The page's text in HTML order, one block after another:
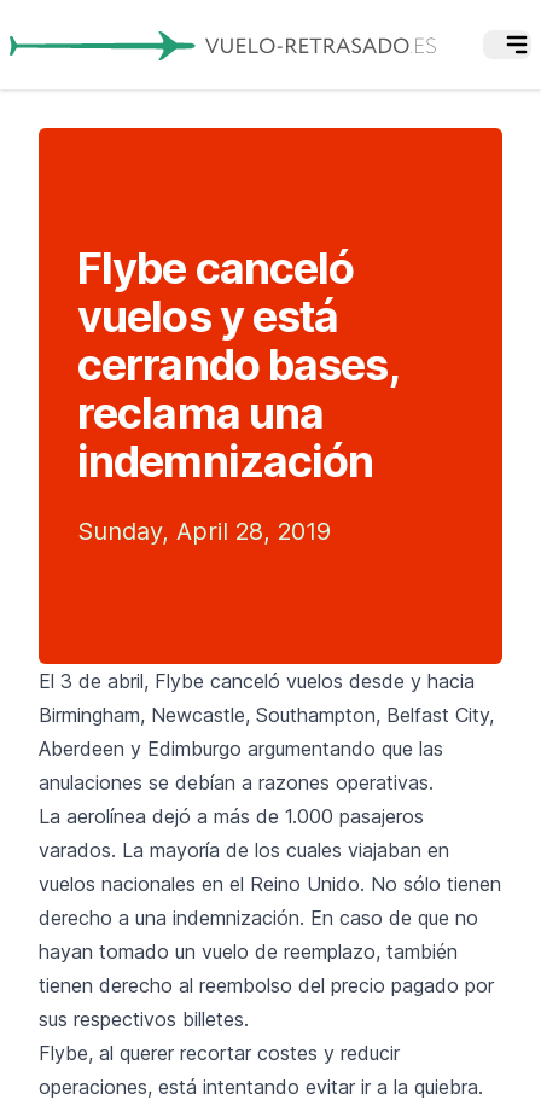
Flybe canceló
vuelos y está
cerrando bases,
reclama una
indemnización
Sunday, April 28, 2019
El 3 de abril, Flybe canceló vuelos desde y hacia
Birmingham, Newcastle, Southampton, Belfast City,
Aberdeen y Edimburgo argumentando que las
anulaciones se debían a razones operativas.
La aerolínea dejó a más de 1.000 pasajeros
varados. La mayoría de los cuales viajaban en
vuelos nacionales en el Reino Unido. No sólo tienen
derecho a una indemnización. En caso de que no
hayan tomado un vuelo de reemplazo, también
tienen derecho al reembolso del precio pagado por
sus respectivos billetes.
Flybe, al querer recortar costes y reducir
operaciones, está intentando evitar ir a la quiebra.